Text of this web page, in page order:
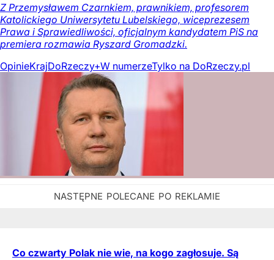
Z Przemysławem Czarnkiem, prawnikiem, profesorem
Katolickiego Uniwersytetu Lubelskiego, wiceprezesem
Prawa i Sprawiedliwości, oficjalnym kandydatem PiS na
premiera rozmawia Ryszard Gromadzki.
OpinieKrajDoRzeczy+W numerzeTylko na DoRzeczy.pl
Co czwarty Polak nie wie, na kogo zagłosuje. Są